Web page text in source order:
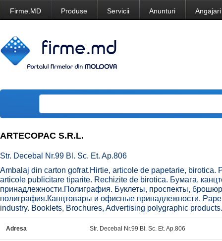
Firme.MD Produse Servicii Anunturi Angajari
ARTECOPAC S.R.L.
Str. Decebal Nr.99 Bl. Sc. Et. Ap.806
Ambalaj din carton gofrat.Hirtie, articole de papetarie, birotica.
articole publicitare tiparite. Rechizite de birotica. Бумага,
принадлежности.Полиграфия. Буклеты, проспекты,
полиграфия.Канцтовары и офисные принадлежности.
industry. Booklets, Brochures, Advertising polygraphic
Adresa Str. Decebal Nr.99 Bl. Sc. Et. Ap.806